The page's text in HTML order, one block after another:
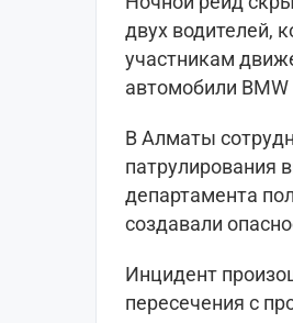
двух водителей,
участникам
автомобили
В Алматы
патрулирования
департамента
создавали
Инцидент
пересечения с